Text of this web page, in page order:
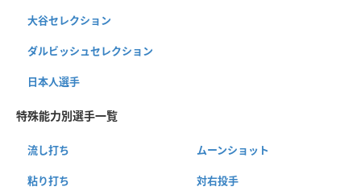
大谷セレクション
ダルビッシュセレクション
日本人選手
特殊能力別選手一覧
流し打ち ムーンショット
粘り打ち 対右投手